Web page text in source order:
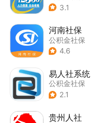
3.1
河南社保
公积金社保
4.6
易人社系统
公积金社保
2.1
贵州人社